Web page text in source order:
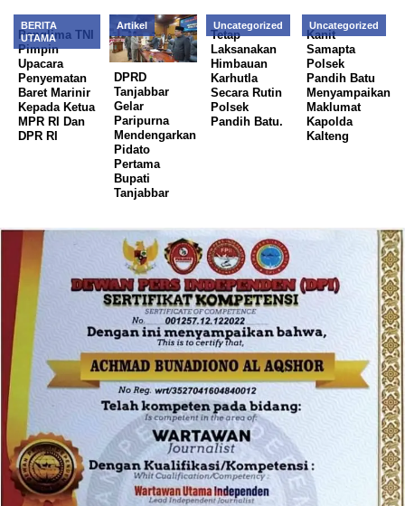
BERITA
UTAMA
Panglima TNI
Pimpin
Upacara
Penyematan
Baret Marinir
Kepada Ketua
MPR RI Dan
DPR RI
Artikel
DPRD
Tanjabbar
Gelar
Paripurna
Mendengarkan
Pidato
Pertama
Bupati
Tanjabbar
Uncategorized
Tetap
Laksanakan
Himbauan
Karhutla
Secara Rutin
Polsek
Pandih Batu.
Uncategorized
Kanit
Samapta
Polsek
Pandih Batu
Menyampaikan
Maklumat
Kapolda
Kalteng